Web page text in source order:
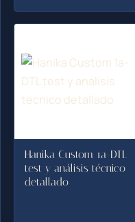
Hanika Custom 1a-DTL
test y análisis técnico
detallado